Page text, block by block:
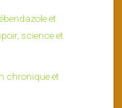
et
science et
chronique et